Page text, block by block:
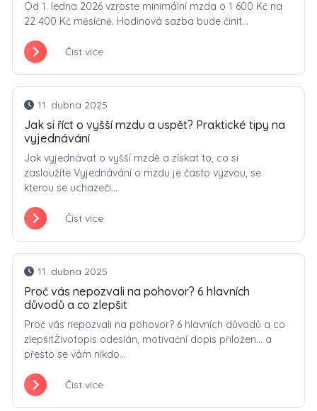
Od 1. ledna 2026 vzroste minimální mzda o 1 600 Kč na
22 400 Kč měsíčně. Hodinová sazba bude činit...
Číst více
11. dubna 2025
Jak si říct o vyšší mzdu a uspět? Praktické tipy na
vyjednávání
Jak vyjednávat o vyšší mzdě a získat to, co si
zasloužíte Vyjednávání o mzdu je často výzvou, se
kterou se uchazeči...
Číst více
11. dubna 2025
Proč vás nepozvali na pohovor? 6 hlavních
důvodů a co zlepšit
Proč vás nepozvali na pohovor? 6 hlavních důvodů a co
zlepšitŽivotopis odeslán, motivační dopis přiložen… a
přesto se vám nikdo...
Číst více